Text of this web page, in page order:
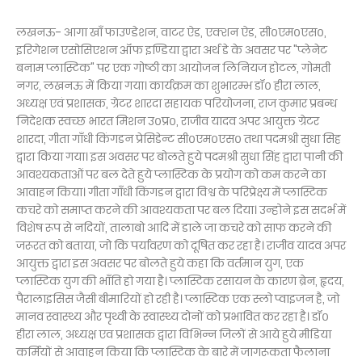
लखनऊ- आगा खाँ फाउण्डेशन, वाटर ऐड, एक्शन ऐड, सी०एम०एस०,
इरिगेशन एसोसिएशन ऑफ इण्डिया द्वारा अर्थ डे के अवसर पर "प्लेनेट
बनाम प्लास्टिक" पर एक गोष्ठी का आयोजन लिनियज होटल, गोमती
नगर, लखनऊ में किया गया। कार्यक्रम का शुभारम्भ डॉ० हीरा लाल,
अध्यक्ष एवं प्रशासक, ग्रेटर शारदा सहायक परियोजना, राज कुमार प्रबन्ध
निदेशक स्वच्छ भारत मिशन उ०प्र०, राजीव यादव अपर आयुक्त ग्रेटर
शारदा, गीता गाँधी किंगडन प्रेसिडेन्ट सी०एम०एस० तथा पदमश्री सुधा सिह
द्वारा किया गया। इस अवसर पर बोलते हुये पदम‌श्री सुधा सिंह द्वारा पानी की
आवश्यकताओं पर बल देते हुये प्लास्टिक के प्रयोग को कम करने का
आवाहन किया। गीता गाँधी किंगडन द्वारा विश्व के परिप्रेक्ष्य में प्लास्टिक
कचरे को समाप्त करने की आवश्यकता पर बल दिया। उन्होने इस सदर्भ में
विशेष रूप से नदियों, तालाबो आदि में डाले जा कचरे को साफ करने की
जरूरत को बताया, जो कि पर्यावरण को दूषित कर रहा है। राजीव यादव अपर
आयुक्त द्वारा इस अवसर पर बोलते हुये कहा कि वर्तमान युग, एक
प्लास्टिक युग की भाँति हो गया है। प्लास्टिक रसायन के कारण ब्रेन, हृदय,
पैरालाइसिस जैसी बीमारियों हो रही है। प्लास्टिक एक स्लो प्वाइजन है, जो
मानव स्वास्थ्य और पृथ्वी के स्वास्थ्य दोनों को प्रभावित कर रहा है। डॉ०
हीरा लाल, अध्यक्ष एव प्रशासक द्वारा विभिन्न जिलों से आये हुये मीडिया
कर्मियों से आवाहन किया कि प्लास्टिक के बारे में जागरूकता फैलाना